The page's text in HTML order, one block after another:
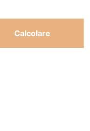
Calcolare